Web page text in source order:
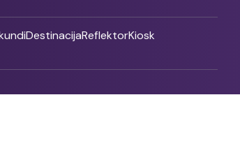
DestinacijaReflektorKiosk